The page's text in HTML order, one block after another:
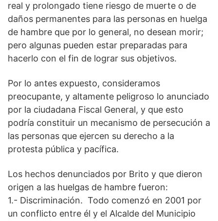
real y prolongado tiene riesgo de muerte o de
daños permanentes para las personas en huelga
de hambre que por lo general, no desean morir;
pero algunas pueden estar preparadas para
hacerlo con el fin de lograr sus objetivos.
Por lo antes expuesto, consideramos
preocupante, y altamente peligroso lo anunciado
por la ciudadana Fiscal General, y que esto
podría constituir un mecanismo de persecución a
las personas que ejercen su derecho a la
protesta pública y pacífica.
Los hechos denunciados por Brito y que dieron
origen a las huelgas de hambre fueron:
1.- Discriminación. Todo comenzó en 2001 por
un conflicto entre él y el Alcalde del Municipio